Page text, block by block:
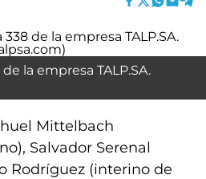
la empresa TALP.SA.
Mittelbach
Salvador Serenal
Rodríguez (interino de